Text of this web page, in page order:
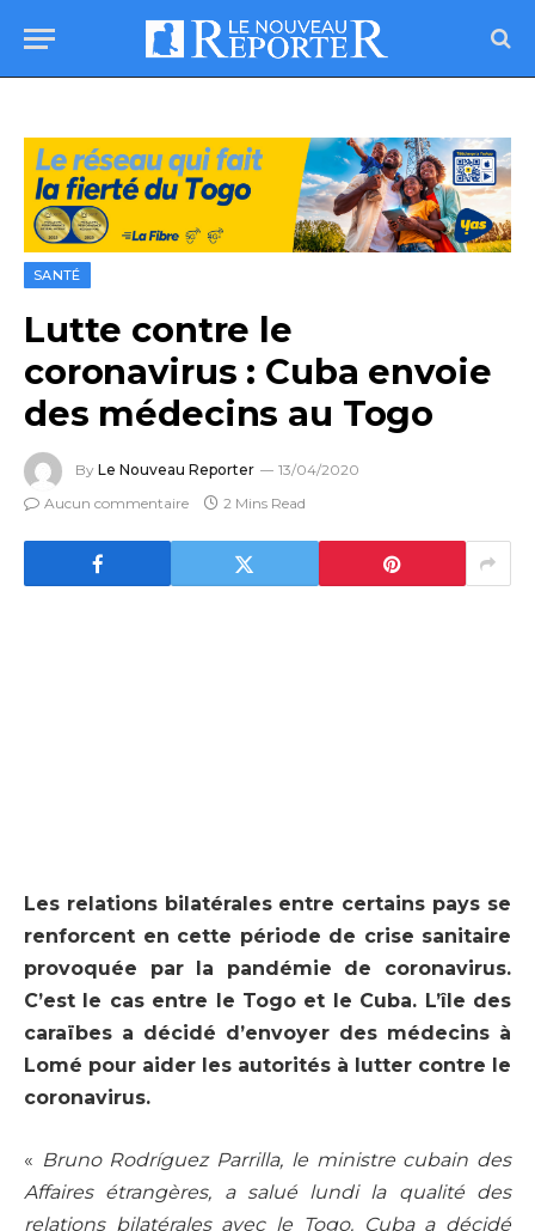
SANTÉ
Lutte contre le
coronavirus : Cuba envoie
des médecins au Togo
By Le Nouveau Reporter
13/04/2020
Aucun commentaire
2 Mins Read
Les relations bilatérales entre certains pays se
renforcent en cette période de crise sanitaire
provoquée par la pandémie de coronavirus.
C’est le cas entre le Togo et le Cuba. L’île des
caraïbes a décidé d’envoyer des médecins à
Lomé pour aider les autorités à lutter contre le
coronavirus.
« Bruno Rodríguez Parrilla, le ministre cubain des
Affaires étrangères, a salué lundi la qualité des
relations bilatérales avec le Togo. Cuba a décidé